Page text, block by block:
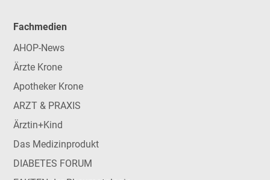
Fachmedien
AHOP-News
Ärzte Krone
Apotheker Krone
ARZT & PRAXIS
Ärztin+Kind
Das Medizinprodukt
DIABETES FORUM